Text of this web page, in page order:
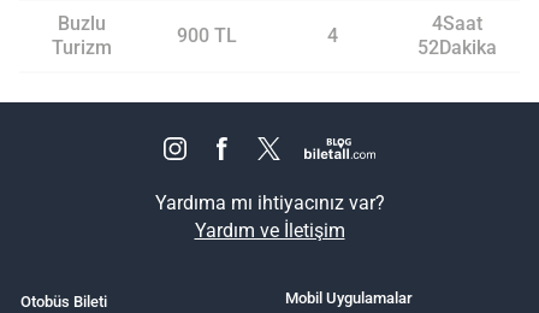
Buzlu
Turizm
900 TL 4
4Saat
52Dakika
Yardıma mı ihtiyacınız var?
Yardım ve İletişim
Otobüs Bileti
Mobil Uygulamalar